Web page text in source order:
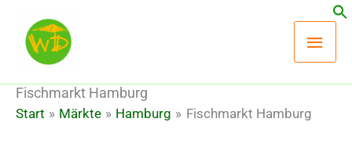
Inhalt
springen
Fischmarkt Hamburg
Start Märkte Hamburg Fischmarkt Hamburg